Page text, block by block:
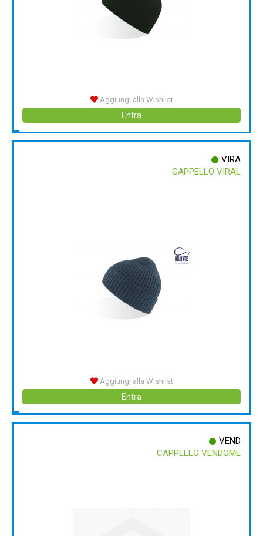
Aggiungi alla Wishlist
Entra
VIRA
CAPPELLO VIRAL
Aggiungi alla Wishlist
Entra
VEND
CAPPELLO VENDOME